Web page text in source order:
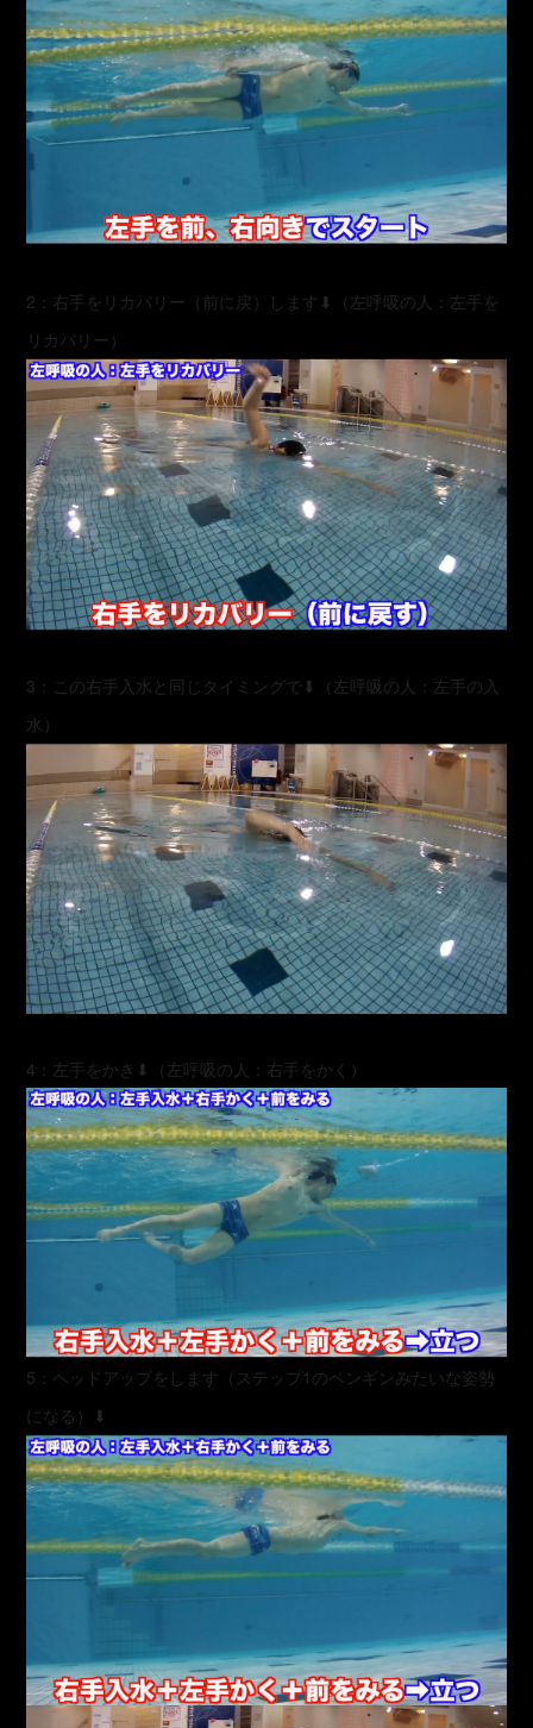
2：右手をリカバリー（前に戻）します⬇︎（左呼吸の人：左手を
リカバリー）
3：この右手入水と同じタイミングで⬇︎（左呼吸の人：左手の入
水）
4：左手をかき⬇︎（左呼吸の人：右手をかく）
5：ヘッドアップをします（ステップ1のペンギンみたいな姿勢
になる）⬇︎